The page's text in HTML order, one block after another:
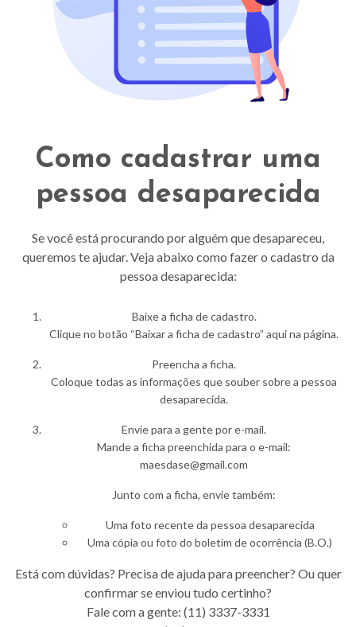
Como cadastrar uma
pessoa desaparecida
Se você está procurando por alguém que desapareceu,
queremos te ajudar. Veja abaixo como fazer o cadastro da
pessoa desaparecida:
Baixe a ficha de cadastro.
Clique no botão “Baixar a ficha de cadastro” aqui na página.
Preencha a ficha.
Coloque todas as informações que souber sobre a pessoa
desaparecida.
Envie para a gente por e-mail.
Mande a ficha preenchida para o e-mail:
maesdase@gmail.com
Junto com a ficha, envie também:
Uma foto recente da pessoa desaparecida
Uma cópia ou foto do boletim de ocorrência (B.O.)
Está com dúvidas? Precisa de ajuda para preencher? Ou quer
confirmar se enviou tudo certinho?
Fale com a gente: (11) 3337-3331